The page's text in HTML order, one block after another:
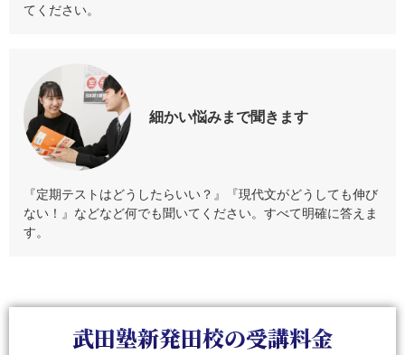
てください。
細かい悩みまで聞きます
『定期テストはどうしたらいい？』『現代文がどうしても伸び
ない！』などなど何でも聞いてください。すべて明確に答えま
す。
武田塾新発田校の受講料金